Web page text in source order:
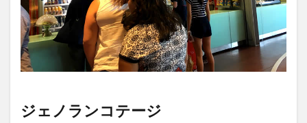
ジェノランコテージ